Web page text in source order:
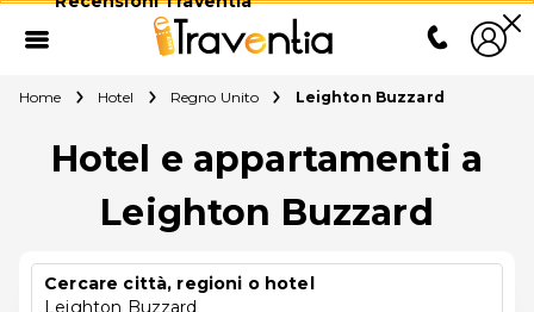
Home Hotel Regno Unito Leighton Buzzard
Hotel e appartamenti a
Leighton Buzzard
Cercare città, regioni o hotel
Leighton Buzzard